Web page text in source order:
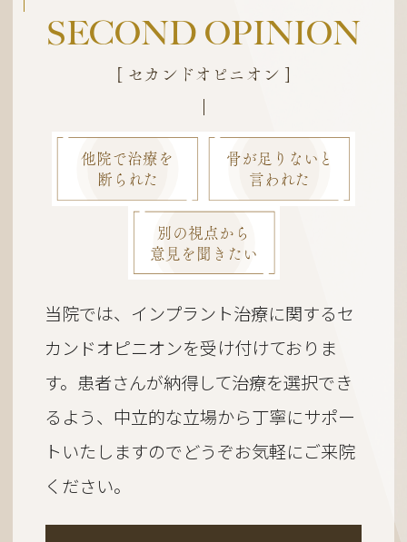
SECOND OPINION
[ セカンドオピニオン ]
他院で治療を
断られた
骨が足りないと
言われた
別の視点から
意見を聞きたい
当院では、インプラント治療に関するセ
カンドオピニオンを受け付けておりま
す。 患者さんが納得して治療を選択でき
るよう、 中立的な立場から丁寧にサポー
トいたしますのでどうぞお気軽にご来院
ください。